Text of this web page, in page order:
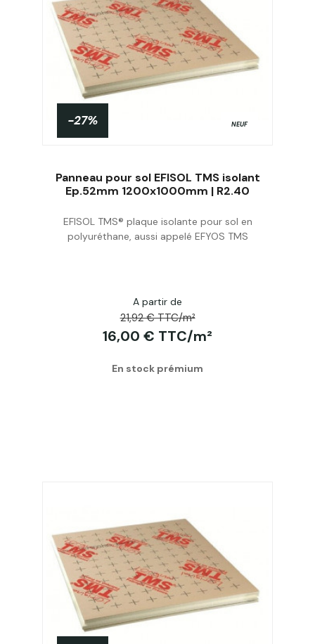
Acheter
-27% NEUF
Panneau pour sol EFISOL TMS isolant
Ep.52mm 1200x1000mm | R2.40
EFISOL TMS® plaque isolante pour sol en
polyuréthane, aussi appelé EFYOS TMS
A partir de
21,92 € TTC/m²
16,00 € TTC/m²
En stock prémium